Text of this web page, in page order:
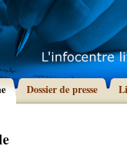
Dossier de presse